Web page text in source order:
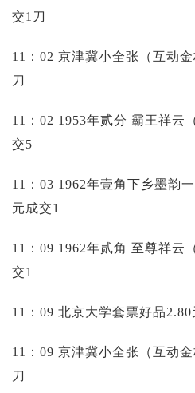
交1刀
11：02 京津冀小全张（互动
刀
11：02 1953年贰分 霸王祥云
交5
11：03 1962年壹角下乡墨韵
元成交1
11：09 1962年贰角 至尊祥云
交1
11：09 北京大学套票好品2.80
11：09 京津冀小全张（互动
刀